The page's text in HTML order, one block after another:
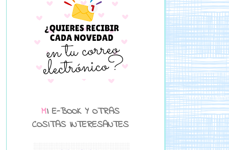
MI E-BOOK Y OTRAS
COSITAS INTERESANTES